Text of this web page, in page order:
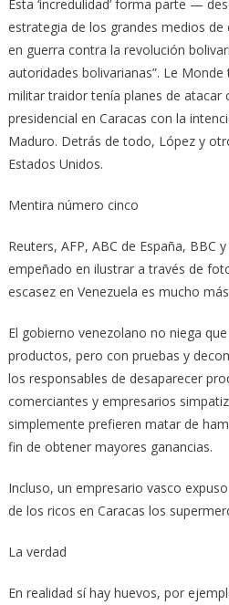
Esta ‘incredulidad’ forma parte —
estrategia de los grandes medios
en guerra contra la revolución
autoridades bolivarianas”. Le
militar traidor tenía planes de atacar
presidencial en Caracas con la
Maduro. Detrás de todo, López y
Estados Unidos.
Mentira número cinco
Reuters, AFP, ABC de España, BBC
empeñado en ilustrar a través de
escasez en Venezuela es mucho
El gobierno venezolano no niega
productos, pero con pruebas y
los responsables de desaparecer
comerciantes y empresarios
simplemente prefieren matar de
fin de obtener mayores ganancias.
Incluso, un empresario vasco
de los ricos en Caracas los
La verdad
En realidad sí hay huevos, por